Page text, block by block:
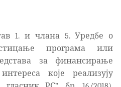
1. и члана 5. Уредбе о
програма или
за финансирање
које реализују